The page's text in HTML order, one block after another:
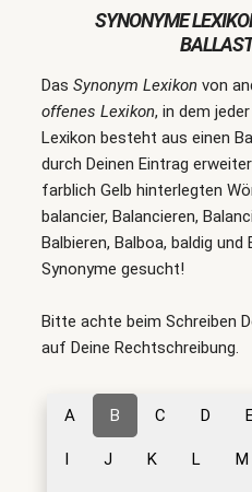
SYNONYME
Das Synonym Lexikonvon
offenes Lexikon, in dem
Lexikon besteht aus einen
durch Deinen Eintrag
farblich Gelb hinterlegten
balancier, Balancieren,
Balbieren, Balboa, baldig und
Synonyme gesucht!
Bitte achte beim Schreiben
auf Deine Rechtschreibung.
A B C D
I J K L M